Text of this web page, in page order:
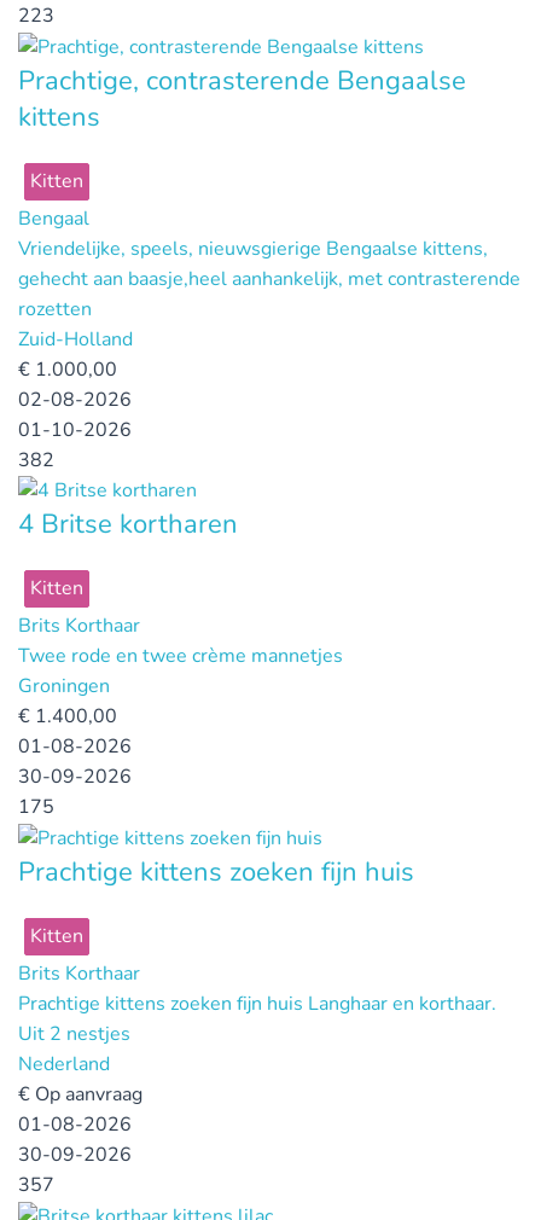
223
Prachtige, contrasterende Bengaalse
kittens
Kitten
Bengaal
Vriendelijke, speels, nieuwsgierige Bengaalse kittens,
gehecht aan baasje,heel aanhankelijk, met contrasterende
rozetten
Zuid-Holland
€ 1.000,00
02-08-2026
01-10-2026
382
4 Britse kortharen
Kitten
Brits Korthaar
Twee rode en twee crème mannetjes
Groningen
€ 1.400,00
01-08-2026
30-09-2026
175
Prachtige kittens zoeken fijn huis
Kitten
Brits Korthaar
Prachtige kittens zoeken fijn huis Langhaar en korthaar.
Uit 2 nestjes
Nederland
€ Op aanvraag
01-08-2026
30-09-2026
357